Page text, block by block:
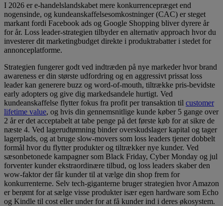
I 2026 er e-handelslandskabet mere konkurrencepræget end
nogensinde, og kundeanskaffelsesomkostninger (CAC) er steget
markant fordi Facebook ads og Google Shopping bliver dyrere år
for år. Loss leader-strategien tilbyder en alternativ approach hvor du
investerer dit marketingbudget direkte i produktrabatter i stedet for
annonceplatforme.
Strategien fungerer godt ved indtræden på nye markeder hvor brand
awareness er din største udfordring og en aggressivt prissat loss
leader kan generere buzz og word-of-mouth, tiltrække pris-bevidste
early adopters og give dig markedsandele hurtigt. Ved
kundeanskaffelse flytter fokus fra profit per transaktion til customer
lifetime value, og hvis din gennemsnitlige kunde køber 5 gange over
2 år er det acceptabelt at tabe penge på det første køb for at sikre de
næste 4. Ved lagerudtømning binder overskudslager kapital og tager
lagerplads, og at bruge slow-movers som loss leaders tjener dobbelt
formål hvor du flytter produkter og tiltrækker nye kunder. Ved
sæsonbetonede kampagner som Black Friday, Cyber Monday og jul
forventer kunder ekstraordinære tilbud, og loss leaders skaber den
wow-faktor der får kunder til at vælge din shop frem for
konkurrenterne. Selv tech-giganterne bruger strategien hvor Amazon
er berømt for at sælge visse produkter især egen hardware som Echo
og Kindle til cost eller under for at få kunder ind i deres økosystem.